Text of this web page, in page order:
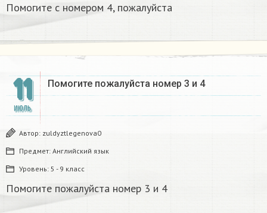
Помогите с номером 4, пожалуйста
11
ИЮЛЬ
Помогите пожалуйста номер 3 и 4
Автор: zuldyztlegenova0
Предмет: Английский язык
Уровень: 5 - 9 класс
Помогите пожалуйста номер 3 и 4